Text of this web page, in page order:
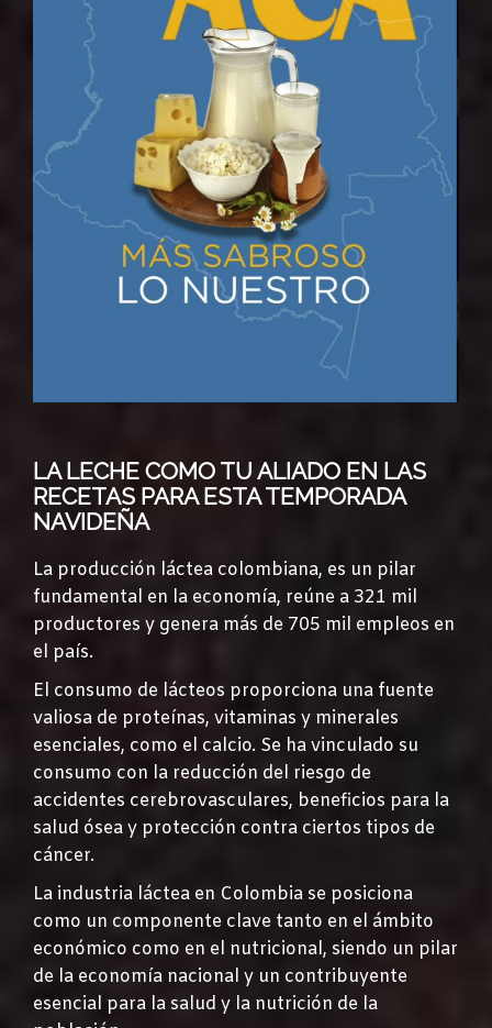
LA LECHE COMO TU ALIADO EN LAS
RECETAS PARA ESTA TEMPORADA
NAVIDEÑA
La producción láctea colombiana, es un pilar
fundamental en la economía, reúne a 321 mil
productores y genera más de 705 mil empleos en
el país.
El consumo de lácteos proporciona una fuente
valiosa de proteínas, vitaminas y minerales
esenciales, como el calcio. Se ha vinculado su
consumo con la reducción del riesgo de
accidentes cerebrovasculares, beneficios para la
salud ósea y protección contra ciertos tipos de
cáncer.
La industria láctea en Colombia se posiciona
como un componente clave tanto en el ámbito
económico como en el nutricional, siendo un pilar
de la economía nacional y un contribuyente
esencial para la salud y la nutrición de la